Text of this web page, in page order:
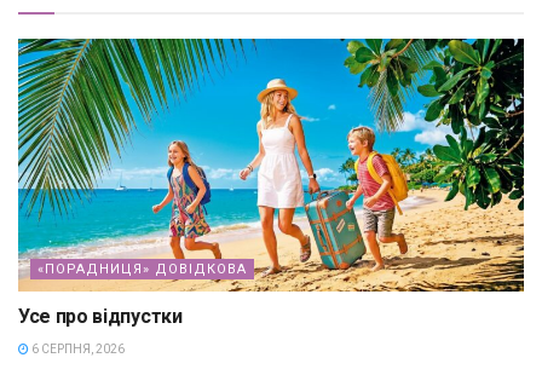
«ПОРАДНИЦЯ» ДОВІДКОВА
Усе про відпустки
6 СЕРПНЯ, 2026